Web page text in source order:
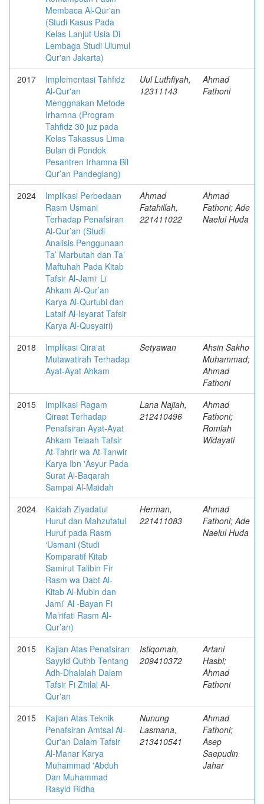
Membaca Al-Qur'an
(Studi Kasus Pada
Kelas Lanjut Usia Di
Lembaga Studi Ulumul
Qur'an Jakarta)
2017
Implementasi Tahfidz
Al-Qur'an
Menggnakan Metode
Irhamna (Program
Tahfidz 30 juz pada
Kelas Takassus Lima
Bulan di Pondok
Pesantren Irhamna Bil
Qur’an Pandeglang)
Uul Luthfiyah,
12311143
Ahmad
Fathoni
2024
Implikasi Perbedaan
Rasm Usmani
Terhadap Penafsiran
Al-Qur’an (Studi
Analisis Penggunaan
Ta’ Marbutah dan Ta’
Maftuhah Pada Kitab
Tafsir Al-Jamiʻ Li
Ahkam Al-Qur’an
Karya Al-Qurtubi dan
Lataif Al-Isyarat Tafsir
Karya Al-Qusyairi)
Ahmad
Fatahillah,
221411022
Ahmad
Fathoni; Ade
Naelul Huda
2018
Implikasi Qira'at
Mutawatirah Terhadap
Ayat-Ayat Ahkam
Setyawan
Ahsin Sakho
Muhammad;
Ahmad
Fathoni
2015
Implikasi Ragam
Qiraat Terhadap
Penafsiran Ayat-Ayat
Ahkam Telaah Tafsir
At-Tahrir wa At-Tanwir
Karya Ibn 'Asyur Pada
Surat Al-Baqarah
Sampai Al-Maidah
Lana Najiah,
212410496
Ahmad
Fathoni;
Romlah
Widayati
2024
Kaidah Ziyadatul
Huruf dan Mahzufatul
Huruf pada Rasm
‘Usmani (Studi
Komparatif Kitab
Samirut Talibin Fir
Rasm wa Dabt Al-
Kitab Al-Mubin dan
Jami’ Al -Bayan Fi
Ma’rifati Rasm Al-
Qur’an)
Herman,
221411083
Ahmad
Fathoni; Ade
Naelul Huda
2015
Kajian Atas Penafsiran
Sayyid Quthb Tentang
Adh-Dhalalah Dalam
Tafsir Fi Zhilal Al-
Qur'an
Istiqomah,
209410372
Artani
Hasbi;
Ahmad
Fathoni
2015
Kajian Atas Teknik
Penafsiran Amtsal Al-
Qur'an Dalam Tafsir
Al-Manar Karya
Muhammad 'Abduh
Dan Muhammad
Rasyid Ridha
Nunung
Lasmana,
213410541
Ahmad
Fathoni;
Asep
Saepudin
Jahar